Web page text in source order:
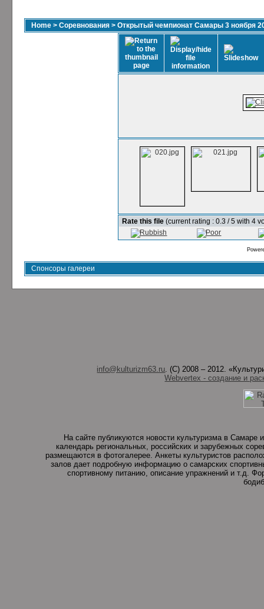
Home > Соревнования > Открытый чемпионат Самары 3 ноября
Rate this file (current rating : 0.3 / 5 with 4
Спонсоры галереи
info@kulturizm63.ru. (C) 2008 – 2012.
Webvertex - создание и
На сайте публикуются новости культуризма в
календарь региональных, российских и зарубежных
размещаются в фотогалерее. Анкеты культуристов
залов дает подробную информацию о самарских
спортивному питанию, описание упражнений и т.д.